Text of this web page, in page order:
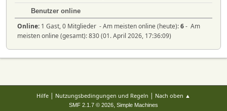
Benutzer online
Online: 1 Gast, 0 Mitglieder - Am meisten online (heute):6- Am
meisten online (gesamt): 830 (01. April 2026, 17:36:09)
Hilfe | Nutzungsbedingungen und Regeln | Nach oben ▲
SMF 2.1.7 © 2026, Simple Machines